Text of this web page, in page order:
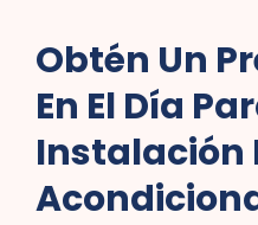
Obtén Un
En El Día
Instalación